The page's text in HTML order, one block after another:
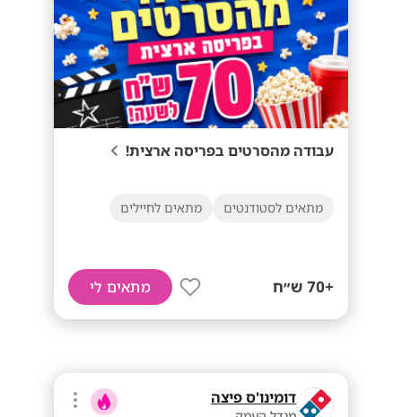
עבודה מהסרטים בפריסה ארצית!
מתאים לסטודנטים מתאים לחיילים
+70 ש״ח מתאים לי
דומינו'ס פיצה